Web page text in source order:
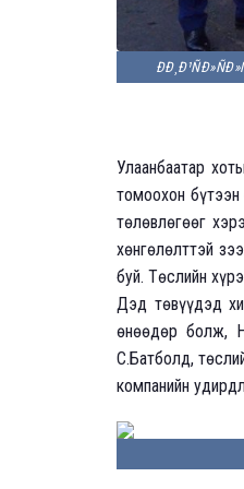
Улаанбаатар
томоохон бүтээн
төлөвлөгөөг
хөнгөлөлттэй
буй. Төслийн
Дэд төвүүдэд
өнөөдөр болж,
С.Батболд,
компанийн